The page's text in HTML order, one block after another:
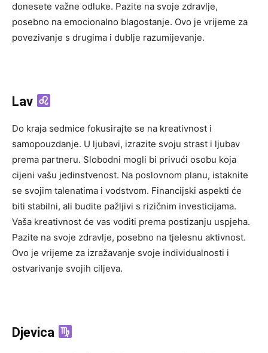
donesete važne odluke. Pazite na svoje zdravlje,
posebno na emocionalno blagostanje. Ovo je vrijeme za
povezivanje s drugima i dublje razumijevanje.
Lav
Do kraja sedmice fokusirajte se na kreativnost i
samopouzdanje. U ljubavi, izrazite svoju strast i ljubav
prema partneru. Slobodni mogli bi privući osobu koja
cijeni vašu jedinstvenost. Na poslovnom planu, istaknite
se svojim talenatima i vodstvom. Financijski aspekti će
biti stabilni, ali budite pažljivi s rizičnim investicijama.
Vaša kreativnost će vas voditi prema postizanju uspjeha.
Pazite na svoje zdravlje, posebno na tjelesnu aktivnost.
Ovo je vrijeme za izražavanje svoje individualnosti i
ostvarivanje svojih ciljeva.
Djevica